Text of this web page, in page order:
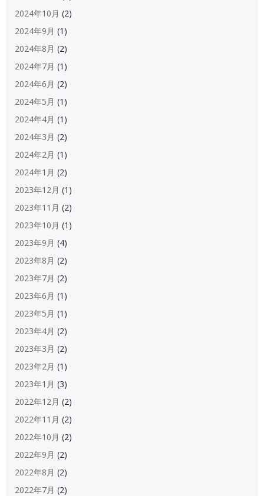
2024年10月 (2)
2024年9月 (1)
2024年8月 (2)
2024年7月 (1)
2024年6月 (2)
2024年5月 (1)
2024年4月 (1)
2024年3月 (2)
2024年2月 (1)
2024年1月 (2)
2023年12月 (1)
2023年11月 (2)
2023年10月 (1)
2023年9月 (4)
2023年8月 (2)
2023年7月 (2)
2023年6月 (1)
2023年5月 (1)
2023年4月 (2)
2023年3月 (2)
2023年2月 (1)
2023年1月 (3)
2022年12月 (2)
2022年11月 (2)
2022年10月 (2)
2022年9月 (2)
2022年8月 (2)
2022年7月 (2)